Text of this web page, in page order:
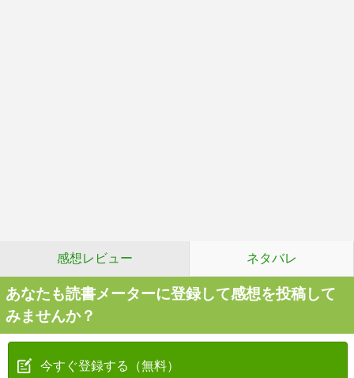
感想レビュー ネタバレ
あなたも読書メーターに登録して感想を投稿して
みませんか？
今すぐ登録する（無料）